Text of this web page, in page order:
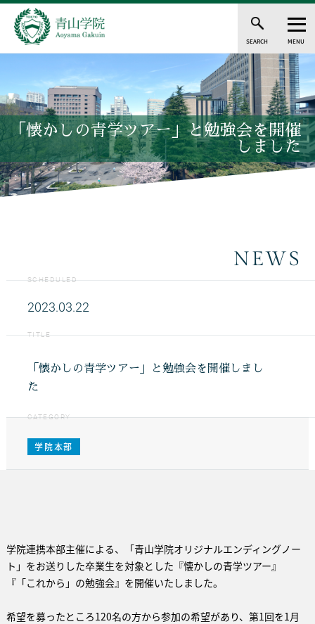
SEARCH MENU
「懐かしの青学ツアー」と勉強会を開催
しました
NEWS
SCHEDULED
2023.03.22
TITLE
「懐かしの青学ツアー」と勉強会を開催しまし
た
CATEGORY
学院本部
学院連携本部主催による、「青山学院オリジナルエンディングノー
ト」をお送りした卒業生を対象とした『懐かしの青学ツアー』
『「これから」の勉強会』を開催いたしました。
希望を募ったところ120名の方から参加の希望があり、第1回を1月